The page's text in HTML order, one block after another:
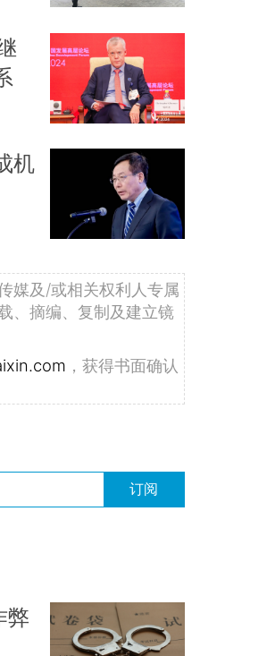
机
媒及/或相关权利人专属
、摘编、复制及建立镜
，获得书面确认
订阅
弊